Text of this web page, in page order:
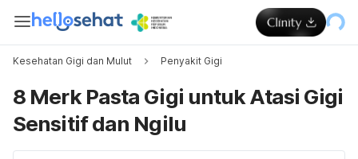
Kesehatan Gigi dan Mulut Penyakit Gigi
8 Merk Pasta Gigi untuk Atasi Gigi
Sensitif dan Ngilu